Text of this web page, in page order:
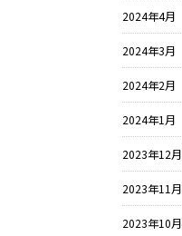
2024年4月
2024年3月
2024年2月
2024年1月
2023年12月
2023年11月
2023年10月